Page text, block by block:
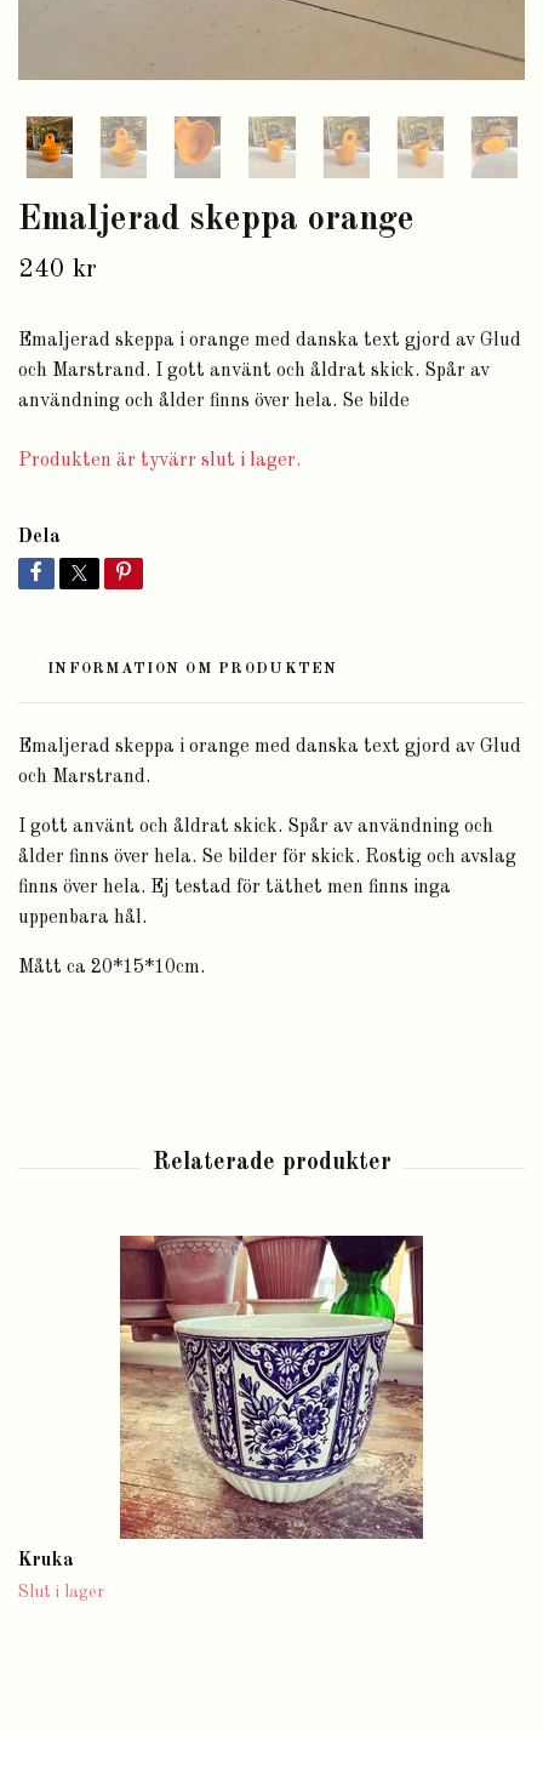
Emaljerad skeppa orange
240 kr
Emaljerad skeppa i orange med danska text gjord av Glud
och Marstrand. I gott använt och åldrat skick. Spår av
användning och ålder finns över hela. Se bilde
Produkten är tyvärr slut i lager.
Dela
INFORMATION OM PRODUKTEN
Emaljerad skeppa i orange med danska text gjord av Glud
och Marstrand.
I gott använt och åldrat skick. Spår av användning och
ålder finns över hela. Se bilder för skick. Rostig och avslag
finns över hela. Ej testad för täthet men finns inga
uppenbara hål.
Mått ca 20*15*10cm.
Kruka
Slut i lager